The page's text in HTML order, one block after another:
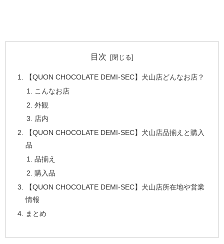
目次
【QUON CHOCOLATE DEMI-SEC】犬山店どんなお店？
こんなお店
外観
店内
【QUON CHOCOLATE DEMI-SEC】犬山店品揃えと購入
品
品揃え
購入品
【QUON CHOCOLATE DEMI-SEC】犬山店所在地や営業
情報
まとめ